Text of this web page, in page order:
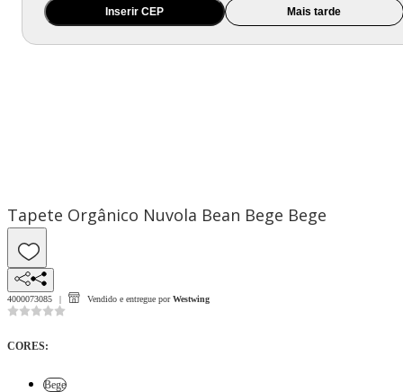
Inserir CEP Mais tarde
Tapete Orgânico Nuvola Bean Bege Bege
4000073085 Vendido e entregue por Westwing
CORES:
Bege